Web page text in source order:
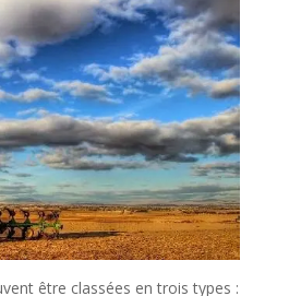
être classées en trois types :